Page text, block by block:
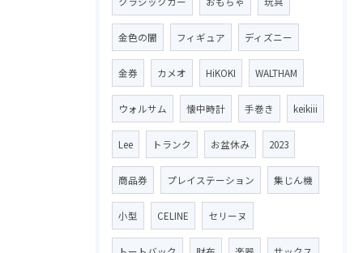
金色の闇 フィギュア ディズニー
金券 カメオ HiKOKI WALTHAM
ウォルサム 懐中時計 手巻き keikiii
Lee トランク お盆休み 2023
商品券 プレイステーション 集じん機
小型 CELINE セリーヌ